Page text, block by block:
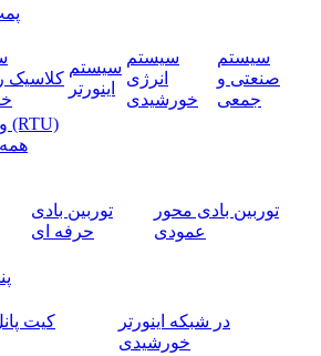
کلاسیک
سیستم
اینورتر
سیستم
انرژی
خورشیدی
سیستم
صنعتی و
جمعی
واحدهای روف‌تاپ (RTU)
توربین بادی
حرفه ای
توربین بادی محور
عمودی
کیت
در شبکه اینورتر
خورشیدی